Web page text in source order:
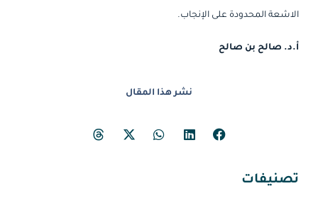
الاشعة المحدودة على الإنجاب.
أ.د. صالح بن صالح
نشر هذا المقال
تصنيفات